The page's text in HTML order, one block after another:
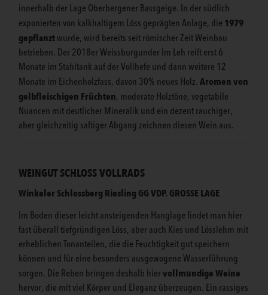
innerhalb der Lage Oberbergener Bassgeige. In der südlich
exponierten von kalkhaltigem Löss geprägten Anlage, die 1979
gepflanztwurde, wird bereits seit römischer Zeit Weinbau
betrieben. Der 2018er Weissburgunder Im Leh reift erst 6
Monate im Stahltank auf der Vollhefe und dann weitere 12
Monate im Eichenholzfass, davon 30% neues Holz. Aromen von
gelbfleischigen Früchten, moderate Holztöne, vegetabile
Nuancen mit deutlicher Mineralik und ein dezent rauchiger,
aber gleichzeitig saftiger Abgang zeichnen diesen Wein aus.
WEINGUT SCHLOSS VOLLRADS
Winkeler Schlossberg Riesling GGVDP. GROSSE LAGE
Im Boden dieser leicht ansteigenden Hanglage findet man hier
fast überall tiefgründigen Löss, aber auch Kies und Lösslehm mit
erheblichen Tonanteilen, die die Feuchtigkeit gut speichern
können und für eine besonders ausgewogene Wasserführung
sorgen. Die Reben bringen deshalb hier vollmundige Weine
hervor, die mit viel Körper und Eleganz überzeugen. Ein rassiges